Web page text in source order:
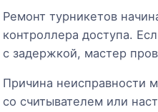
Ремонт турникетов
контроллера доступа.
с задержкой, мастер
Причина неисправности
со считывателем или